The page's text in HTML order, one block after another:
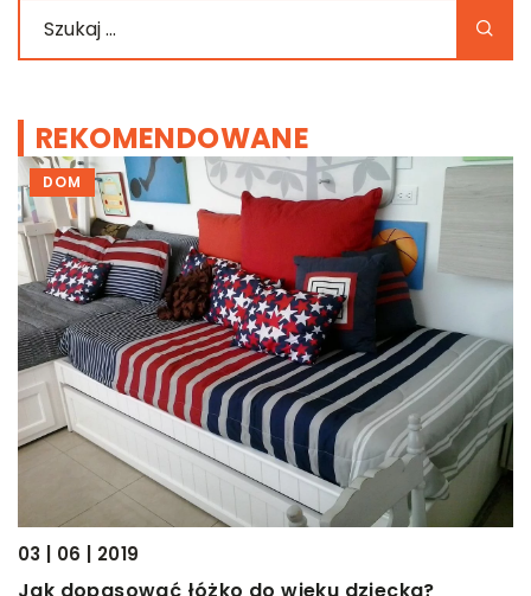
REKOMENDOWANE
DOM
03 | 06 | 2019